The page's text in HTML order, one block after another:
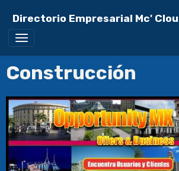
Directorio Empresarial Mc'
Construcción